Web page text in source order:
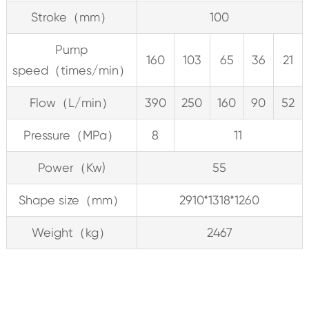
Stroke（mm） 100
Pump
speed（times/min）
160 103 65 36 21
Flow（L/min） 390 250 160 90 52
Pressure（MPa） 8 11
Power（Kw) 55
Shape size（mm） 2910*1318*1260
Weight（kg） 2467